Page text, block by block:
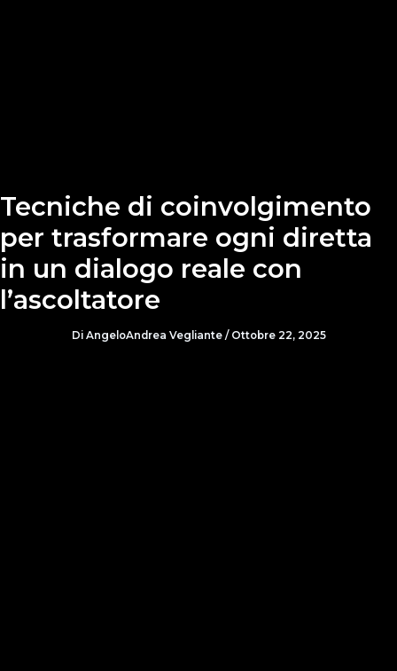
Tecniche di coinvolgimento
per trasformare ogni diretta
in un dialogo reale con
l’ascoltatore
Di AngeloAndrea Vegliante / Ottobre 22, 2025